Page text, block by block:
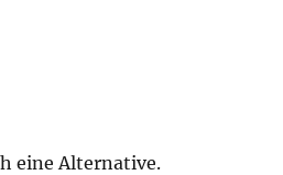
eine Alternative.